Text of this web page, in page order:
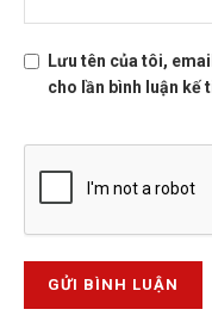
Lưu tên của tôi,
cho lần bình luận kế